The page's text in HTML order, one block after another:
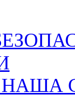
НАША